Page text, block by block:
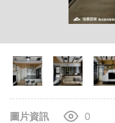
圖片資訊 0